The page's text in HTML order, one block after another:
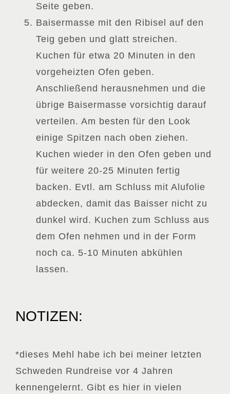
Seite geben.
Baisermasse mit den Ribisel auf den
Teig geben und glatt streichen.
Kuchen für etwa 20 Minuten in den
vorgeheizten Ofen geben.
Anschließend herausnehmen und die
übrige Baisermasse vorsichtig darauf
verteilen. Am besten für den Look
einige Spitzen nach oben ziehen.
Kuchen wieder in den Ofen geben und
für weitere 20-25 Minuten fertig
backen. Evtl. am Schluss mit Alufolie
abdecken, damit das Baisser nicht zu
dunkel wird. Kuchen zum Schluss aus
dem Ofen nehmen und in der Form
noch ca. 5-10 Minuten abkühlen
lassen.
NOTIZEN:
*dieses Mehl habe ich bei meiner letzten
Schweden Rundreise vor 4 Jahren
kennengelernt. Gibt es hier in vielen